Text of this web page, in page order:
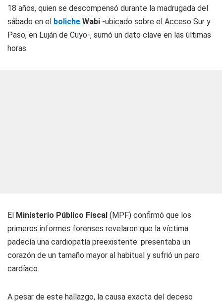
18 años, quien se descompensó durante la madrugada del
sábado en el boliche Wabi -ubicado sobre el Acceso Sur y
Paso, en Luján de Cuyo-, sumó un dato clave en las últimas
horas.
El Ministerio Público Fiscal (MPF) confirmó que los
primeros informes forenses revelaron que la víctima
padecía una cardiopatía preexistente: presentaba un
corazón de un tamaño mayor al habitual y sufrió un paro
cardíaco.
A pesar de este hallazgo, la causa exacta del deceso